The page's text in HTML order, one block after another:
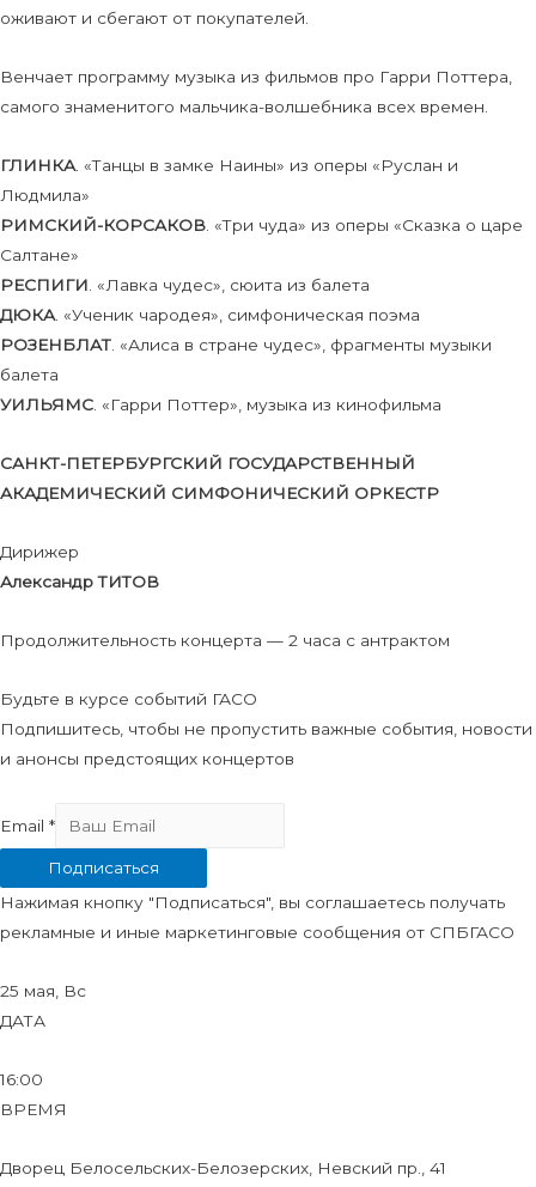
оживают и сбегают от покупателей.
Венчает программу музыка из фильмов про Гарри Поттера,
самого знаменитого мальчика-волшебника всех времен.
ГЛИНКА . «Танцы в замке Наины» из оперы «Руслан и
Людмила»
РИМСКИЙ-КОРСАКОВ . «Три чуда» из оперы «Сказка о царе
Салтане»
РЕСПИГИ . «Лавка чудес», сюита из балета
ДЮКА . «Ученик чародея», симфоническая поэма
РОЗЕНБЛАТ . «Алиса в стране чудес», фрагменты музыки
балета
УИЛЬЯМС . «Гарри Поттер», музыка из кинофильма
САНКТ-ПЕТЕРБУРГСКИЙ ГОСУДАРСТВЕННЫЙ
АКАДЕМИЧЕСКИЙ СИМФОНИЧЕСКИЙ ОРКЕСТР
Дирижер
Александр ТИТОВ
Продолжительность концерта — 2 часа с антрактом
Будьте в курсе событий ГАСО
Подпишитесь, чтобы не пропустить важные события, новости
и анонсы предстоящих концертов
Email *
Подписаться
Нажимая кнопку "Подписаться", вы соглашаетесь получать
рекламные и иные маркетинговые сообщения от СПБГАСО
25 мая, Вс
ДАТА
16:00
ВРЕМЯ
Дворец Белосельских-Белозерских, Невский пр., 41